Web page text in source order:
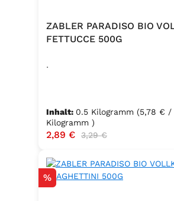
ZABLER PARADISO BIO
FETTUCCE 500G
.
Inhalt: 0.5 Kilogramm (5,78 € /
Kilogramm )
Verkaufspreis:
2,89 € Regulärer Preis:
3,29 €
Rabatt
%